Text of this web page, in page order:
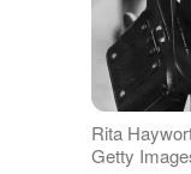
Rita
Getty